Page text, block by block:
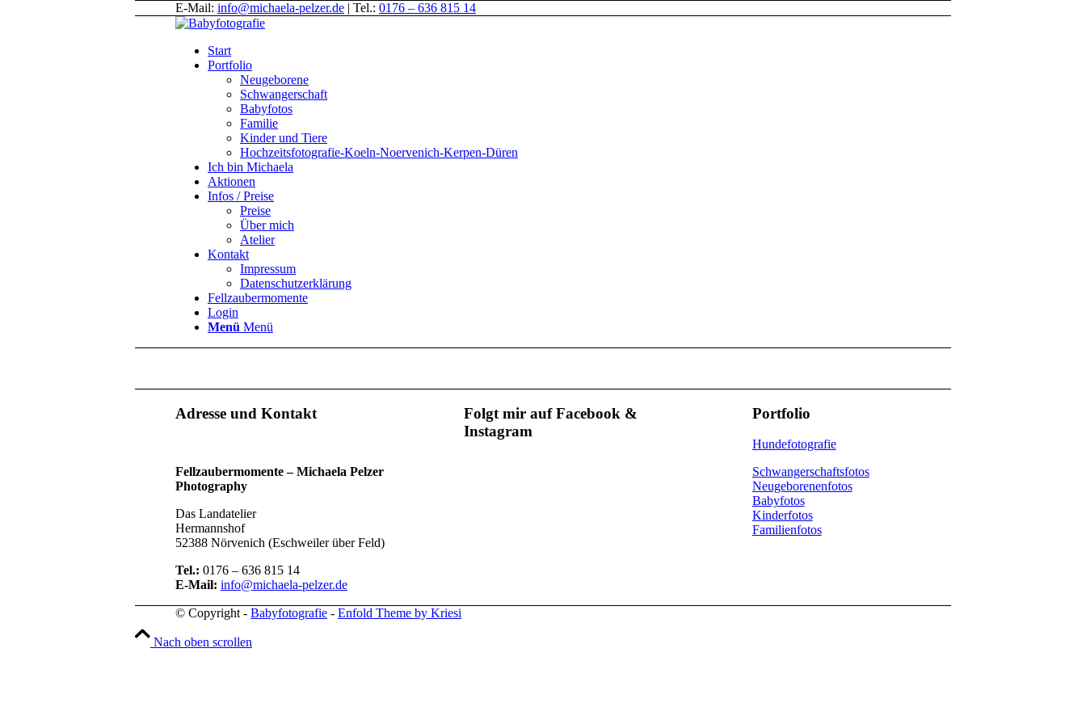
E-Mail: info@michaela-pelzer.de | Tel.: 0176 – 636 815 14
Start
Portfolio
Neugeborene
Schwangerschaft
Babyfotos
Familie
Kinder und Tiere
Hochzeitsfotografie-Koeln-Noervenich-Kerpen-Düren
Ich bin Michaela
Aktionen
Infos / Preise
Preise
Über mich
Atelier
Kontakt
Impressum
Datenschutzerklärung
Fellzaubermomente
Login
Menü Menü
Adresse und Kontakt
Fellzaubermomente –Michaela Pelzer
Photography
Das Landatelier
Hermannshof
52388 Nörvenich (Eschweiler über Feld)
Tel.: 0176 – 636 815 14
E-Mail: info@michaela-pelzer.de
Folgt mir auf Facebook &
Instagram
Portfolio
Hundefotografie
Schwangerschaftsfotos
Neugeborenenfotos
Babyfotos
Kinderfotos
Familienfotos
© Copyright - Babyfotografie - Enfold Theme by Kriesi
Nach oben scrollen